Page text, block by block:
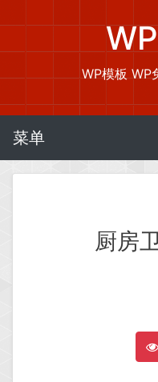
WP模板 WP
菜单
厨房